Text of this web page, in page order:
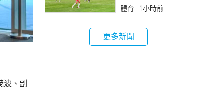
波、副
體育 1小時前
更多新聞